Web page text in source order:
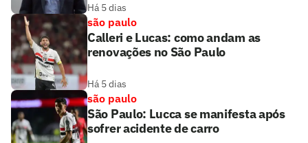
Há 5 dias
são paulo
Calleri e Lucas: como andam as
renovações no São Paulo
Há 5 dias
são paulo
São Paulo: Lucca se manifesta após
sofrer acidente de carro